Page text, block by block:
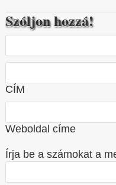
Szóljon hozzá!
CÍM
Weboldal címe
Írja be a számokat a